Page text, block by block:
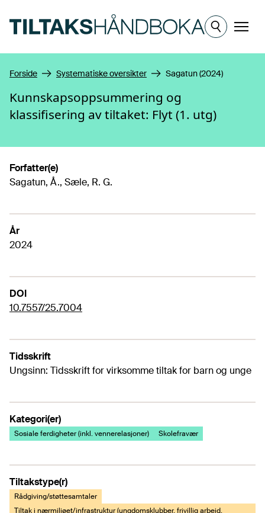
Meny
Forside Systematiske oversikter Sagatun (2024)
Kunnskapsoppsummering og
klassifisering av tiltaket: Flyt (1. utg)
Forfatter(e)
Sagatun, Å., Sæle, R. G.
År
2024
DOI
10.7557/25.7004
Tidsskrift
Ungsinn: Tidsskrift for virksomme tiltak for barn og unge
Kategori(er)
Sosiale ferdigheter (inkl. vennerelasjoner) Skolefravær
Tiltakstype(r)
Rådgiving/støttesamtaler
Tiltak i nærmiljøet/infrastruktur (ungdomsklubber, frivillig arbeid,